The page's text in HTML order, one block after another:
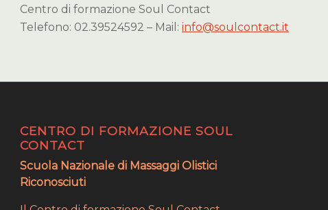
Centro di formazione Soul Contact
Telefono: 02.39524592 – Mail: info@soulcontact.it
CENTRO DI FORMAZIONE SOUL
CONTACT
Scuola Nazionale di Massaggi Olistici
Riconosciuti